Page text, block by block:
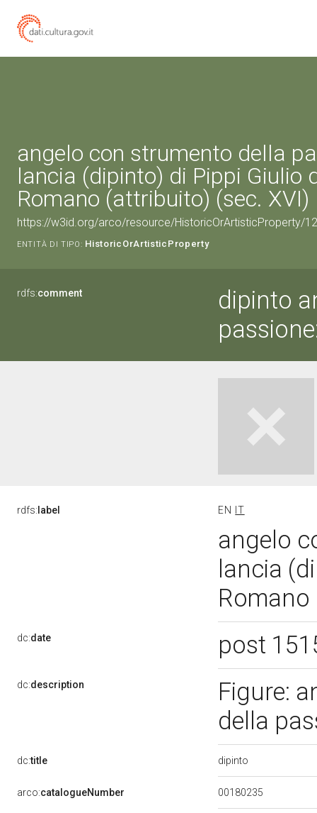
angelo con strumento della
lancia (dipinto) di Pippi Giulio
Romano (attribuito) (sec. XVI)
https://w3id.org/arco/resource/HistoricOrArtisticProperty/
ENTITÀ DI TIPO: HistoricOrArtisticProperty
rdfs:comment
dipinto
rdfs: label EN IT
angelo
lancia
dc:date post
dc:description
Figure:
della
dc:title dipinto
arco:catalogueNumber 00180235